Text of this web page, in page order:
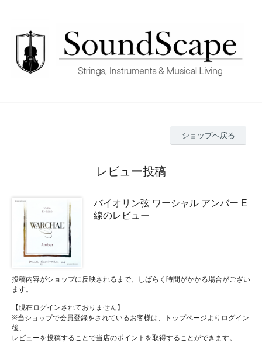
ショップへ戻る
レビュー投稿
バイオリン弦 ワーシャル アンバー E
線のレビュー
投稿内容がショップに反映されるまで、しばらく時間がかかる場合がござい
ます。
【現在ログインされておりません】
※当ショップで会員登録をされているお客様は、トップページよりログイン
後、
レビューを投稿することで当店のポイントを取得することができます。